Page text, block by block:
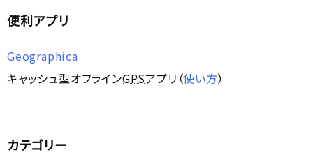
便利アプリ
Geographica
キャッシュ型オフラインGPSアプリ（使い方）
カテゴリー